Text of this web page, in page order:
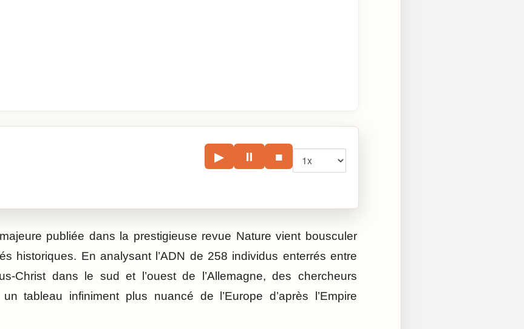
▶ ⏸ ■
publiée dans la prestigieuse revue Nature vient bousculer
historiques. En analysant l’ADN de 258 individus enterrés entre
Christ dans le sud et l’ouest de l’Allemagne, des chercheurs
tableau infiniment plus nuancé de l’Europe d’après l’Empire